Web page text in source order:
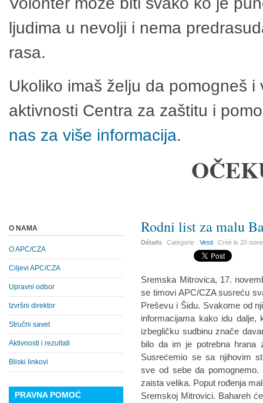
ljudima u nevolji i nema
rasa.
Ukoliko imaš želju da pomogneš
aktivnosti Centra za zaštitu i
nas za više informacija.
Rodni list za malu
Détails Catégorie :Vesti Créé le20
Sremska Mitrovica, 17.
se timovi APC/CZA susreću
Preševu i Šidu. Svakome od
informacijama kako idu
izbegličku sudbinu znače
bilo da im je potrebna hrana
Susrećemio se sa njihovim
sve od sebe da
zaista velika. Poput rođenja
Sremskoj Mitrovici. Bahareh
O NAMA
O APC/CZA
Ciljevi APC/CZA
Upravni odbor
Izvršni direktor
Stručni savet
Aktivnosti i rezultati
Bliski linkovi
PRAVNA POMOĆ